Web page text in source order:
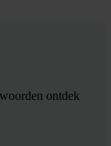
ontdek